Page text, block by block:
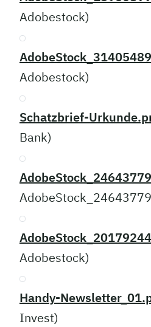
Adobestock)
Adobestock)
Schatzbrief-
Bank)
Adobestock)
Handy-
Invest)